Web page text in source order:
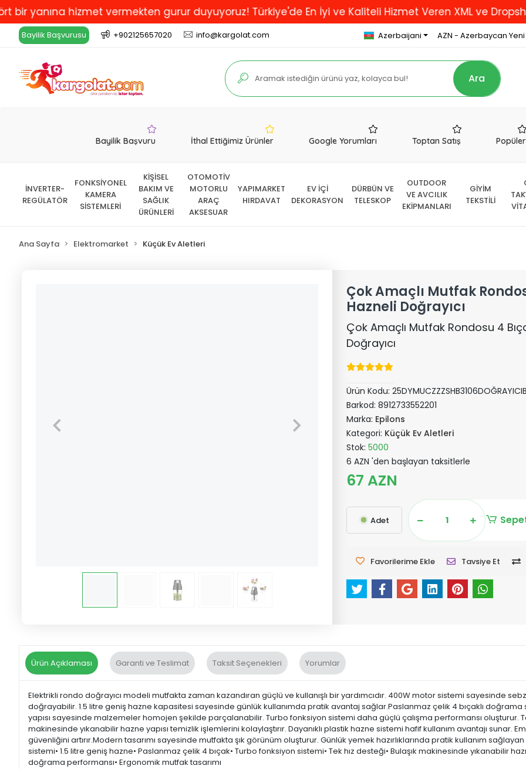
hizmet vermekten gurur duyuyoruz! Türkiye'de En İyi ve Kaliteli Hizmet Veren XML ve Dropshipping
Bayilik Başvurusu +902125657020 info@kargolat.com Azerbaijani AZN - Azerbaycan Yeni
Ara
Bayilik Başvuru İthal Ettiğimiz Ürünler Google Yorumları Toptan Satış Popüler
İNVERTER-
REGÜLATÖR
FONKSİYONEL
KAMERA
SİSTEMLERİ
KİŞİSEL
BAKIM VE
SAĞLIK
ÜRÜNLERİ
OTOMOTİV
MOTORLU
ARAÇ
AKSESUAR
YAPIMARKET
HIRDAVAT
EV İÇİ
DEKORASYON
DÜRBÜN VE
TELESKOP
OUTDOOR
VE AVCILIK
EKİPMANLARI
GİYİM
TEKSTİLİ
Ana Sayfa Elektromarket Küçük Ev Aletleri
Çok Amaçlı Mutfak
Hazneli Doğrayıcı
Çok Amaçlı Mutfak Rondosu 4
Doğrayıcı
Ürün Kodu:
Barkod:8912733552201
Marka: Epilons
Kategori: Küçük Ev Aletleri
Stok:5000
6 AZN 'den başlayan taksitlerle
67 AZN
Adet
Favorilerime Ekle Tavsiye Et
Ürün Açıklaması Garanti ve Teslimat Taksit Seçenekleri Yorumlar
Elektrikli rondo doğrayıcı modeli mutfakta zaman kazandıran güçlü ve kullanışlı bir yardımcıdır. 400W motor sistemi sayesinde
doğrayabilir. 1.5 litre geniş hazne kapasitesi sayesinde günlük kullanımda pratik avantaj sağlar.Paslanmaz çelik 4 bıçaklı
yapısı sayesinde malzemeler homojen şekilde parçalanabilir. Turbo fonksiyon sistemi daha güçlü çalışma performansı oluşturur.
makinesinde yıkanabilir hazne yapısı temizlik işlemlerini kolaylaştırır. Dayanıklı plastik hazne sistemi hafif kullanım avantajı sunar.
güvenliğini artırır.Modern tasarımı sayesinde mutfakta şık görünüm oluşturur. Günlük yemek hazırlıklarında pratik kullanım
sistemi• 1.5 litre geniş hazne• Paslanmaz çelik 4 bıçak• Turbo fonksiyon sistemi• Tek hız desteği• Bulaşık makinesinde yıkanabilir
doğrama performansı• Ergonomik mutfak tasarımı